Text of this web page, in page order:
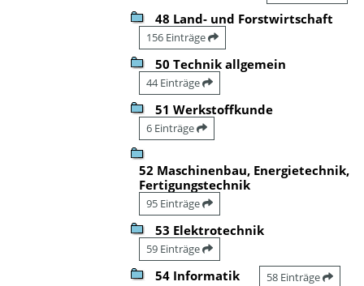
48 Land- und Forstwirtschaft
156 Einträge
50 Technik allgemein
44 Einträge
51 Werkstoffkunde
6 Einträge
52 Maschinenbau, Energietechnik,
Fertigungstechnik
95 Einträge
53 Elektrotechnik
59 Einträge
54 Informatik 58 Einträge